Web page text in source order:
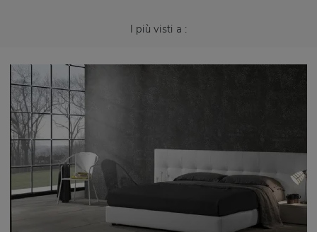
I più visti a :